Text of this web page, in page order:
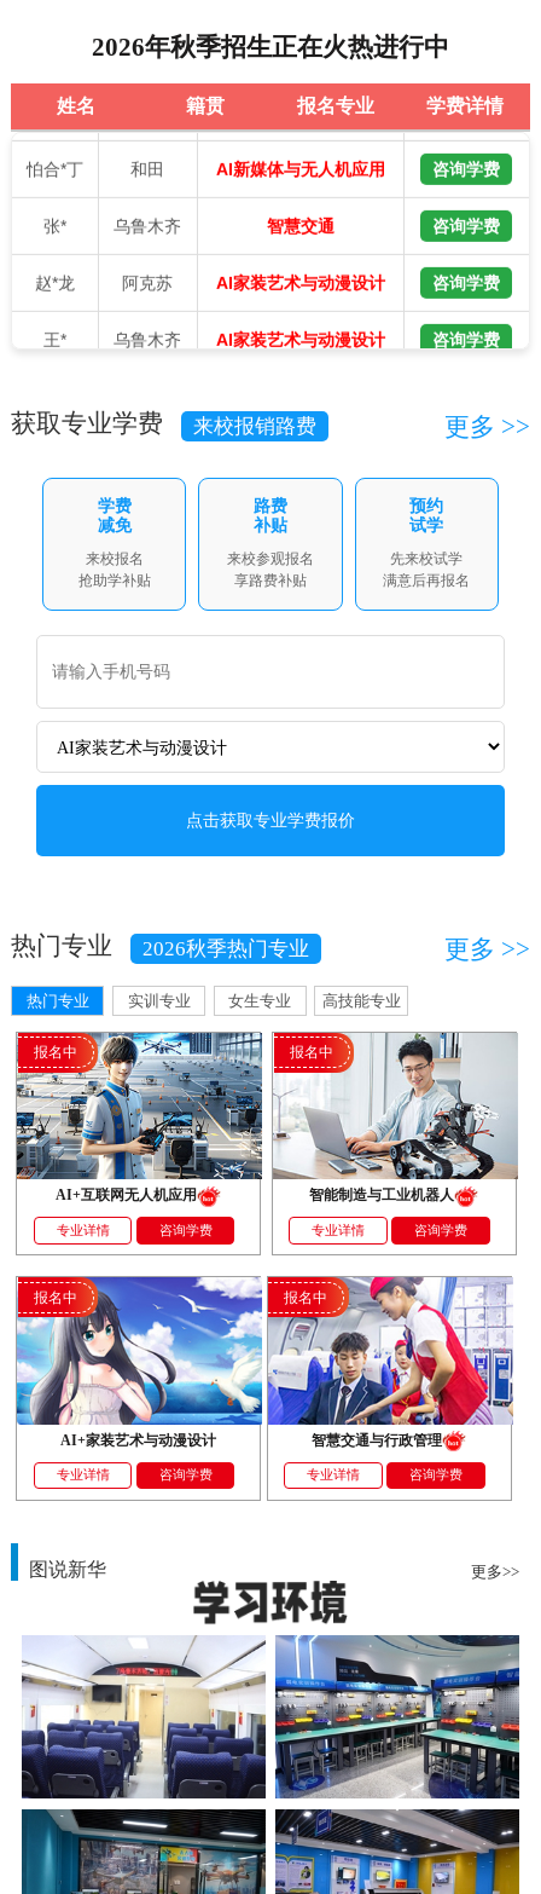
2026年秋季招生正在火热进行中
姓名 籍贯 报名专业 学费详情
乌鲁木齐 智能制造与工业机器人 咨询学费
樊*军 昌吉 AI家装艺术与动漫设计 咨询学费
怕合*丁 和田 AI新媒体与无人机应用 咨询学费
张* 乌鲁木齐 智慧交通 咨询学费
赵*龙 阿克苏 AI家装艺术与动漫设计 咨询学费
王* 乌鲁木齐 AI家装艺术与动漫设计 咨询学费
巴合*提 乌鲁木齐 AI新媒体电商运营 咨询学费
张* 智能制造与工业机器人 咨询学费
段*斌 智能制造与工业机器人 咨询学费
获取专业学费 来校报销路费 更多 >>
学费
减免
来校报名
抢助学补贴
路费
补贴
来校参观报名
享路费补贴
预约
试学
先来校试学
满意后再报名
热门专业 2026秋季热门专业 更多 >>
热门专业 实训专业 女生专业 高技能专业
报名中
AI+互联网无人机应用
专业详情 咨询学费
报名中
智能制造与工业机器人
专业详情 咨询学费
报名中
AI+家装艺术与动漫设计
专业详情 咨询学费
报名中
智慧交通与行政管理
专业详情 咨询学费
图说新华 更多>>